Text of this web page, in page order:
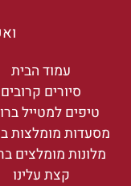
ואפשר
עמוד הבית
סיורים קרובים
טיפים למטייל
מסעדות מומלצות
מלונות מומלצים
קצת עלינו